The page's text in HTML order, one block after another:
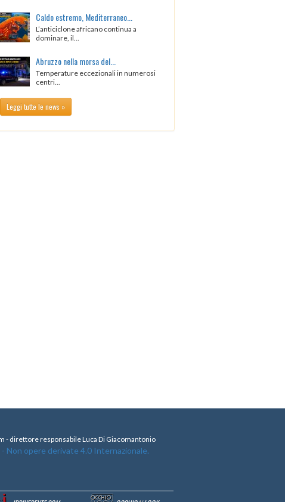
Caldo estremo, Mediterraneo...
L’anticiclone africano continua a
dominare, il...
Abruzzo nella morsa del...
Temperature eccezionali in numerosi
centri...
Leggi tutte le news »
- direttore responsabile Luca Di Giacomantonio
Non opere derivate 4.0 Internazionale.